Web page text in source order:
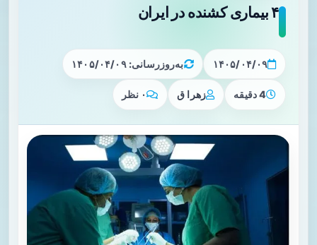
۴ بیماری کشنده در ایران
۱۴۰۵/۰۴/۰۹ به‌روزرسانی: ۱۴۰۵/۰۴/۰۹
4 دقیقه زهرا ق ۰ نظر